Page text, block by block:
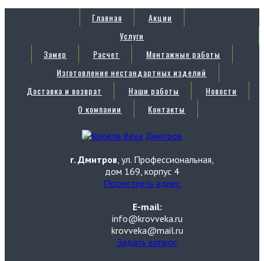
Главная
Акции
Услуги
Замер
Расчет
Монтажные работы
Изготовление нестандартных изделий
Доставка и возврат
Наши работы
Новости
О компании
Контакты
г. Дмитров, ул. Профессиональная,
дом 169, корпус 4
Посмотреть адрес
E-mail:
info@krovveka.ru
krovveka@mail.ru
Задать вопрос